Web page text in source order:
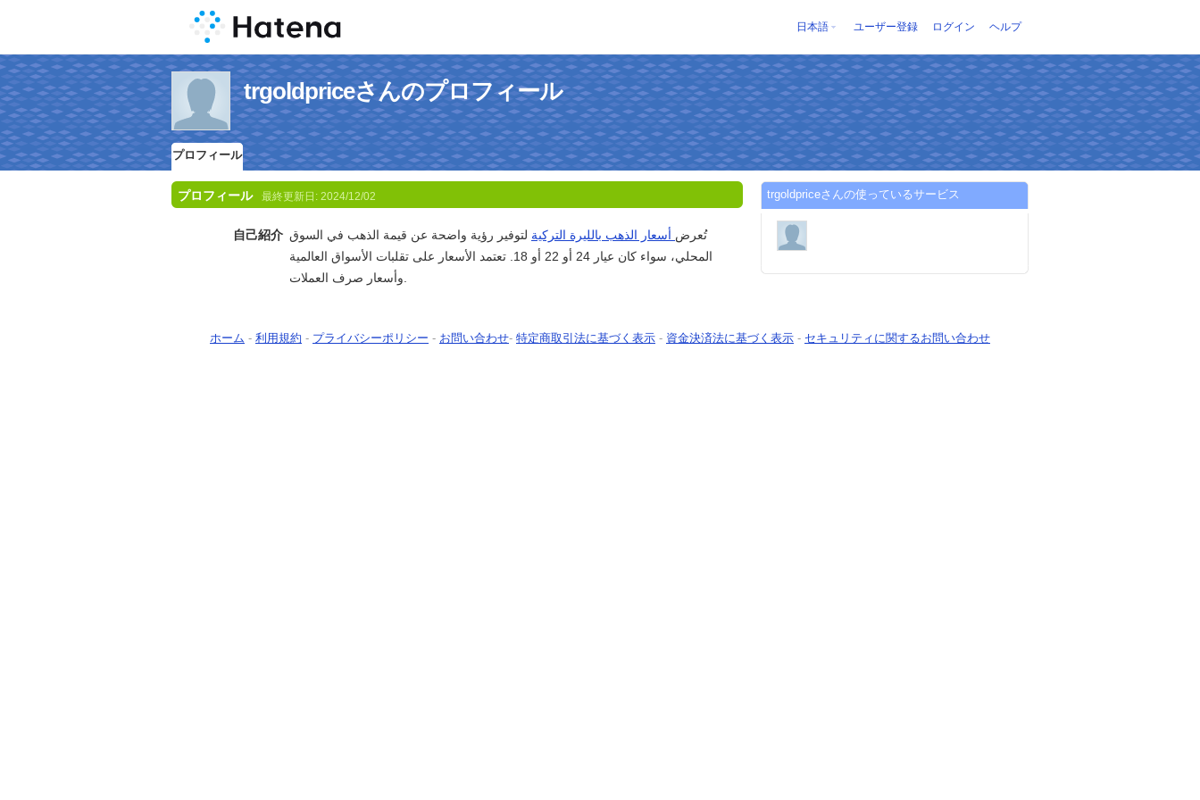
日本語 ユーザー登録 ログイン ヘルプ
trgoldpriceさんのプロフィール
プロフィール
プロフィール 最終更新日: 2024/12/02
自己紹介 تُعرض أسعار الذهب بالليرة التركية لتوفير رؤية واضحة عن قيمة الذهب في السوق
المحلي، سواء كان عيار 24 أو 22 أو 18. تعتمد الأسعار على تقلبات الأسواق العالمية
وأسعار صرف العملات.
trgoldpriceさんの使っているサービス
ホーム - 利用規約 - プライバシーポリシー - お問い合わせ- 特定商取引法に基づく表示 - 資金決済法に基づく表示 - セキュリティに関するお問い合わせ